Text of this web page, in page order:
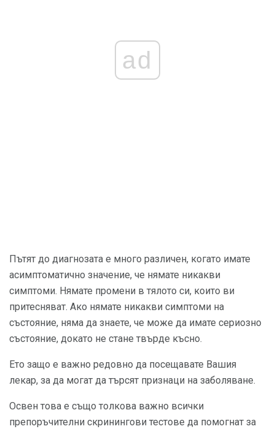
ad
Пътят до диагнозата е много различен, когато имате
асимптоматично значение, че нямате никакви
симптоми. Нямате промени в тялото си, които ви
притесняват. Ако нямате никакви симптоми на
състояние, няма да знаете, че може да имате сериозно
състояние, докато не стане твърде късно.
Ето защо е важно редовно да посещавате Вашия
лекар, за да могат да търсят признаци на заболяване.
Освен това е също толкова важно всички
препоръчителни скринингови тестове да помогнат за